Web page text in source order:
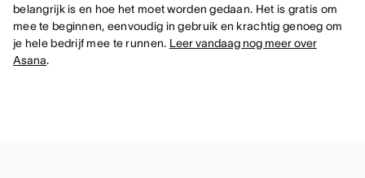
belangrijk is en hoe het moet worden gedaan. Het is gratis om
mee te beginnen, eenvoudig in gebruik en krachtig genoeg om
je hele bedrijf mee te runnen. Leer vandaag nog meer over
Asana.